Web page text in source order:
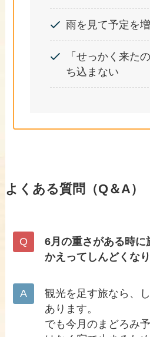
雨を見て予定を
「せっかく来た
ち込まない
よくある質問（Q＆A）
6月の重さがある時に
かえってしんどくな
観光を足す旅なら、
あります。
でも今月のまどろみ